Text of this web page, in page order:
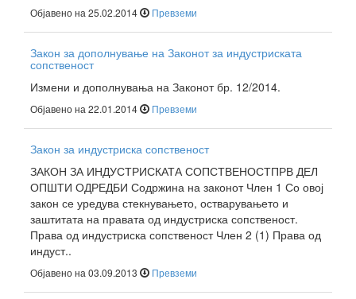
Објавено на 25.02.2014 Превземи
Закон за дополнување на Законот за индустриската
сопственост
Измени и дополнувања на Законот бр. 12/2014.
Објавено на 22.01.2014 Превземи
Закон за индустриска сопственост
ЗАКОН ЗА ИНДУСТРИСКАТА СОПСТВЕНОСТПРВ ДЕЛ
ОПШТИ ОДРЕДБИ Содржина на законот Член 1 Со овој
закон се уредува стекнувањето, остварувањето и
заштитата на правата од индустриска сопственост.
Права од индустриска сопственост Член 2 (1) Права од
индуст..
Објавено на 03.09.2013 Превземи